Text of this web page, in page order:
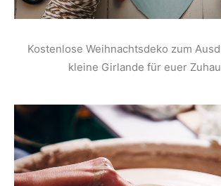
Kostenlose Weihnachtsdeko zum
kleine Girlande für euer